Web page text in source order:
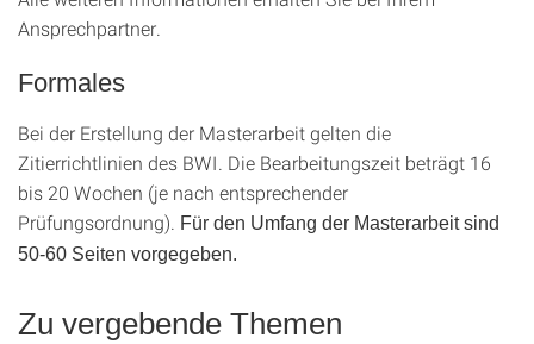
Ansprechpartner.
Formales
Bei der Erstellung der Masterarbeit gelten die
Zitierrichtlinien des BWI. Die Bearbeitungszeit beträgt 16
bis 20 Wochen (je nach entsprechender
Prüfungsordnung).
Für den Umfang der Masterarbeit sind
50-60 Seiten vorgegeben.
Zu vergebende Themen